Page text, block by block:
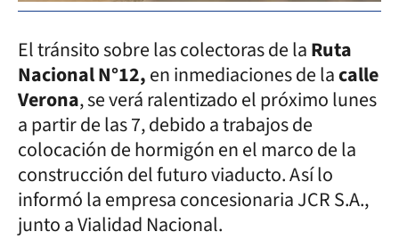
El tránsito sobre las colectoras de laRuta
Nacional N°12,en inmediaciones de lacalle
Verona, se verá ralentizado el próximo lunes
a partir de las 7, debido a trabajos de
colocación de hormigón en el marco de la
construcción del futuro viaducto. Así lo
informó la empresa concesionaria JCR S.A.,
junto a Vialidad Nacional.